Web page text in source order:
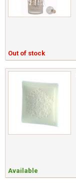
Out of stock
Available